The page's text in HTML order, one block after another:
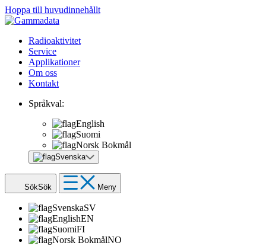
Hoppa till huvudinnehållt
Radioaktivitet
Service
Applikationer
Om oss
Kontakt
Språkval:
English
Suomi
Norsk Bokmål
Svenska
SökSök Meny
SvenskaSV
EnglishEN
SuomiFI
Norsk BokmålNO